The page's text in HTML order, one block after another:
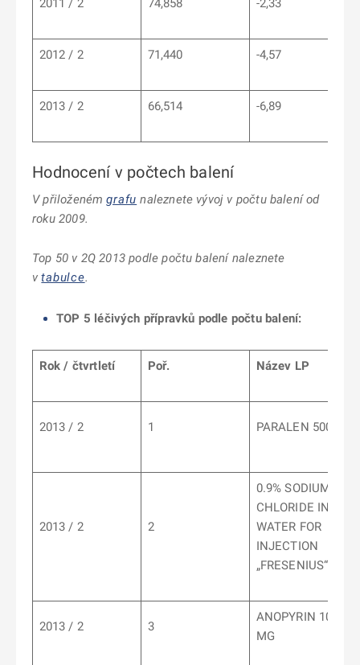
2011 / 2 74,858 -2,33
2012 / 2 71,440 -4,57
2013 / 2 66,514 -6,89
Hodnocení v počtech balení
V přiloženémgrafu naleznete vývoj v počtu balení od
roku 2009.
Top 50 v 2Q 2013 podle počtu balení naleznete
vtabulce.
TOP 5 léčivých přípravků podle počtu balení:
Rok / čtvrtletí Poř. Název LP
2013 / 2 1 PARALEN 500
2013 / 2 2
0.9% SODIUM
CHLORIDE IN
WATER FOR
INJECTION
„FRESENIUS“
2013 / 2 3
ANOPYRIN 100
MG